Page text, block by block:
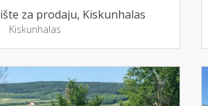
za prodaju, Kiskunhalas
Kiskunhalas